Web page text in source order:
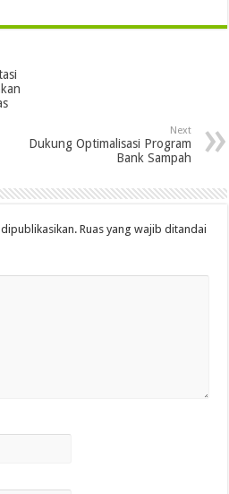
Next
Dukung Optimalisasi Program
Bank Sampah
Ruas yang wajib ditandai